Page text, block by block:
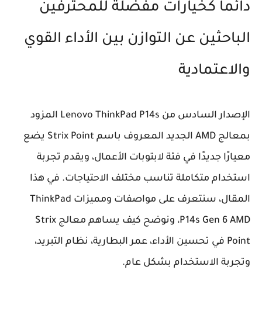
دائماً كخيارات مفضلة للمحترفين
الباحثين عن التوازن بين الأداء القوي
والاعتمادية
الإصدار السادس من Lenovo ThinkPad P14s المزود
بمعالج AMD الجديد المعروف باسم Strix Point يضع
معيارًا جديدًا في فئة لابتوبات الأعمال، ويقدم تجربة
استخدام متكاملة تناسب مختلف الاحتياجات. في هذا
المقال، سنتعرف على مواصفات ومميزات ThinkPad
P14s Gen 6 AMD، ونوضح كيف يساهم معالج Strix
Point في تحسين الأداء، عمر البطارية، نظام التبريد،
وتجربة الاستخدام بشكل عام.